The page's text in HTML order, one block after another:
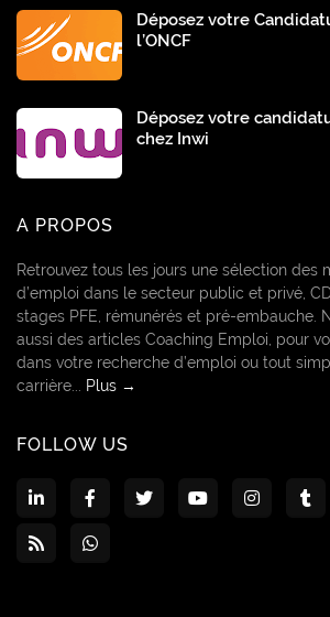
Déposez votre
l’ONCF
Déposez votre
chez Inwi
A PROPOS
Retrouvez tous les jours une sélection des
d’emploi dans le secteur public et privé,
stages PFE, rémunérés et pré-embauche.
aussi des articles Coaching Emploi, pour
dans votre recherche d’emploi ou tout
carrière...
Plus →
FOLLOW US